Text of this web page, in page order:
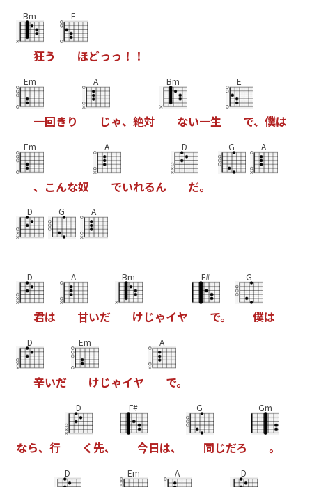
Bm
狂う
E
ほどっっ ！ ！
Em
一回き り
A
じゃ、 絶対
Bm
ない一生
E
で、 僕は
Em
、 こんな奴
A
でいれるん
D
だ。
G A
D G A
D
君は
A
甘いだ
Bm
けじゃイヤ
F#
で。
G
僕は
D
辛いだ
Em
けじゃイヤ
A
で。
なら、 行
D
く先、
F#
今日は、
G
同じだろ
Gm
。
D Em A D